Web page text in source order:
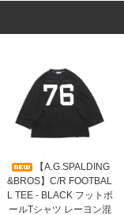
【A.G.SPALDING
&BROS】C/R FOOTBAL
L TEE - BLACK フットボ
ールTシャツ レーヨン混